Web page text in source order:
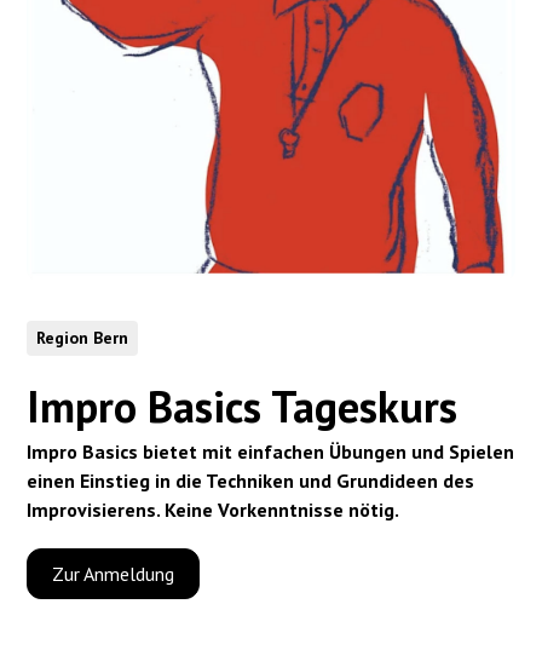
Region Bern
Impro Basics Tageskurs
Impro Basics bietet mit einfachen Übungen und Spielen
einen Einstieg in die Techniken und Grundideen des
Improvisierens. Keine Vorkenntnisse nötig.
Zur Anmeldung